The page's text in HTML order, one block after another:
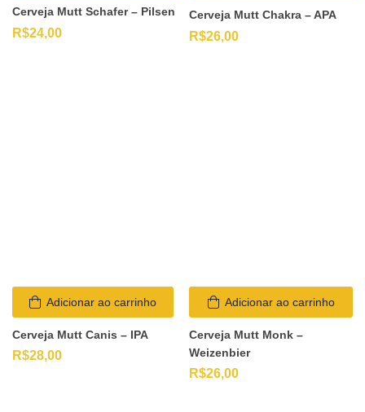
Cerveja Mutt Schafer – Pilsen
R$24,00
Cerveja Mutt Chakra – APA
R$26,00
Adicionar ao carrinho
Cerveja Mutt Canis – IPA
R$28,00
Adicionar ao carrinho
Cerveja Mutt Monk –
Weizenbier
R$26,00